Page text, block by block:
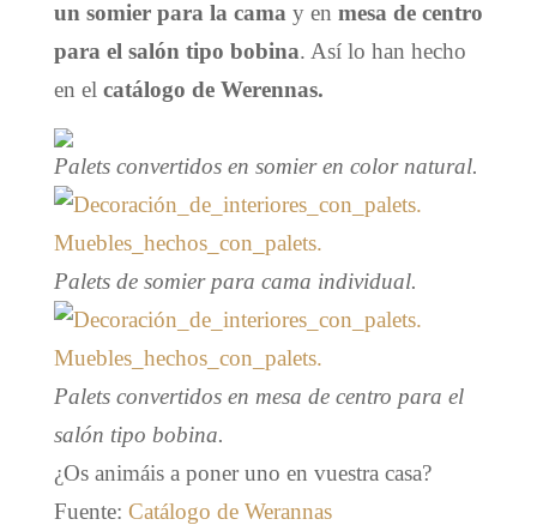
un somier para la cama y en mesa de centro
para el salón tipo bobina. Así lo han hecho
en el catálogo de Werennas.
Palets convertidos en somier en color natural.
Palets de somier para cama individual.
Palets convertidos en mesa de centro para el
salón tipo bobina.
¿Os animáis a poner uno en vuestra casa?
Fuente: Catálogo de Werannas